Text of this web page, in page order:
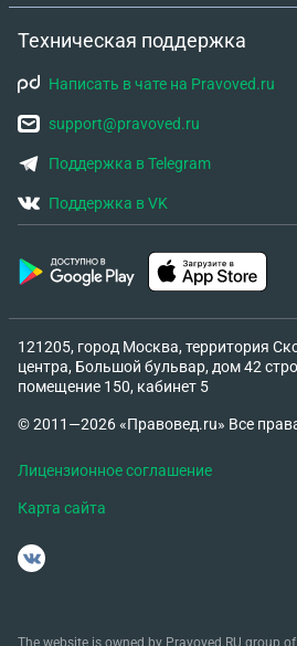
Техническая поддержка
Написать в чате на Pravoved.ru
support@pravoved.ru
Поддержка в Telegram
Поддержка в VK
121205, город Москва, территория
центра, Большой бульвар, дом 42
помещение 150, кабинет 5
© 2011—2026 «Правовед.ru» Все
Лицензионное соглашение
Карта сайта
The website is owned by Pravoved.RU group